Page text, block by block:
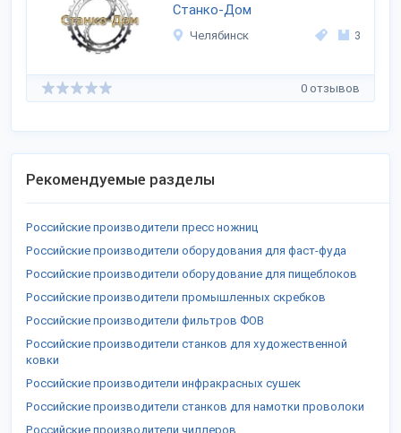
Станко-Дом
Челябинск 3
0 отзывов
Рекомендуемые разделы
Российские производители пресс ножниц
Российские производители оборудования для фаст-фуда
Российские производители оборудование для пищеблоков
Российские производители промышленных скребков
Российские производители фильтров ФОВ
Российские производители станков для художественной
ковки
Российские производители инфракрасных сушек
Российские производители станков для намотки проволоки
Российские производители чиллеров